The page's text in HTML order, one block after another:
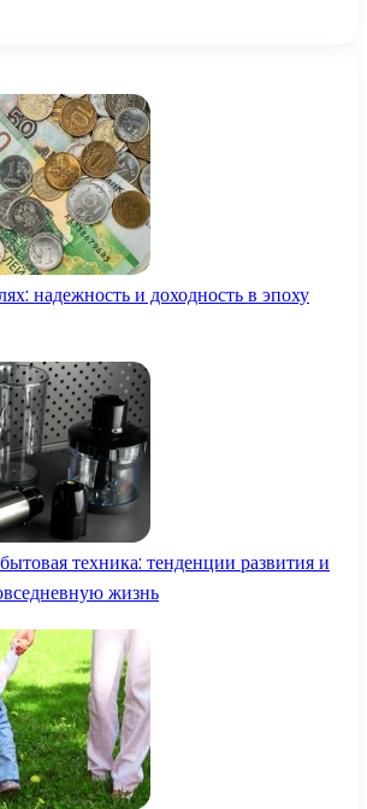
надежность и доходность в эпоху
техника: тенденции развития и
жизнь